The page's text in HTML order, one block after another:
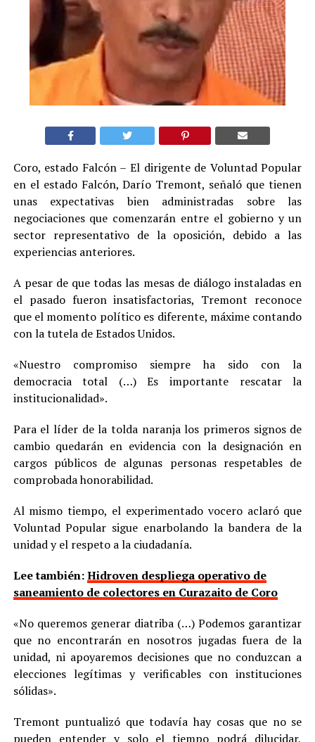
Coro, estado Falcón – El dirigente de Voluntad Popular
en el estado Falcón, Darío Tremont, señaló que tienen
unas expectativas bien administradas sobre las
negociaciones que comenzarán entre el gobierno y un
sector representativo de la oposición, debido a las
experiencias anteriores.
A pesar de que todas las mesas de diálogo instaladas en
el pasado fueron insatisfactorias, Tremont reconoce
que el momento político es diferente, máxime contando
con la tutela de Estados Unidos.
«Nuestro compromiso siempre ha sido con la
democracia total (…) Es importante rescatar la
institucionalidad».
Para el líder de la tolda naranja los primeros signos de
cambio quedarán en evidencia con la designación en
cargos públicos de algunas personas respetables de
comprobada honorabilidad.
Al mismo tiempo, el experimentado vocero aclaró que
Voluntad Popular sigue enarbolando la bandera de la
unidad y el respeto a la ciudadanía.
Lee también:Hidroven despliega operativo de
saneamiento de colectores en Curazaito de Coro
«No queremos generar diatriba (…) Podemos garantizar
que no encontrarán en nosotros jugadas fuera de la
unidad, ni apoyaremos decisiones que no conduzcan a
elecciones legítimas y verificables con instituciones
sólidas».
Tremont puntualizó que todavía hay cosas que no se
pueden entender y solo el tiempo podrá dilucidar,